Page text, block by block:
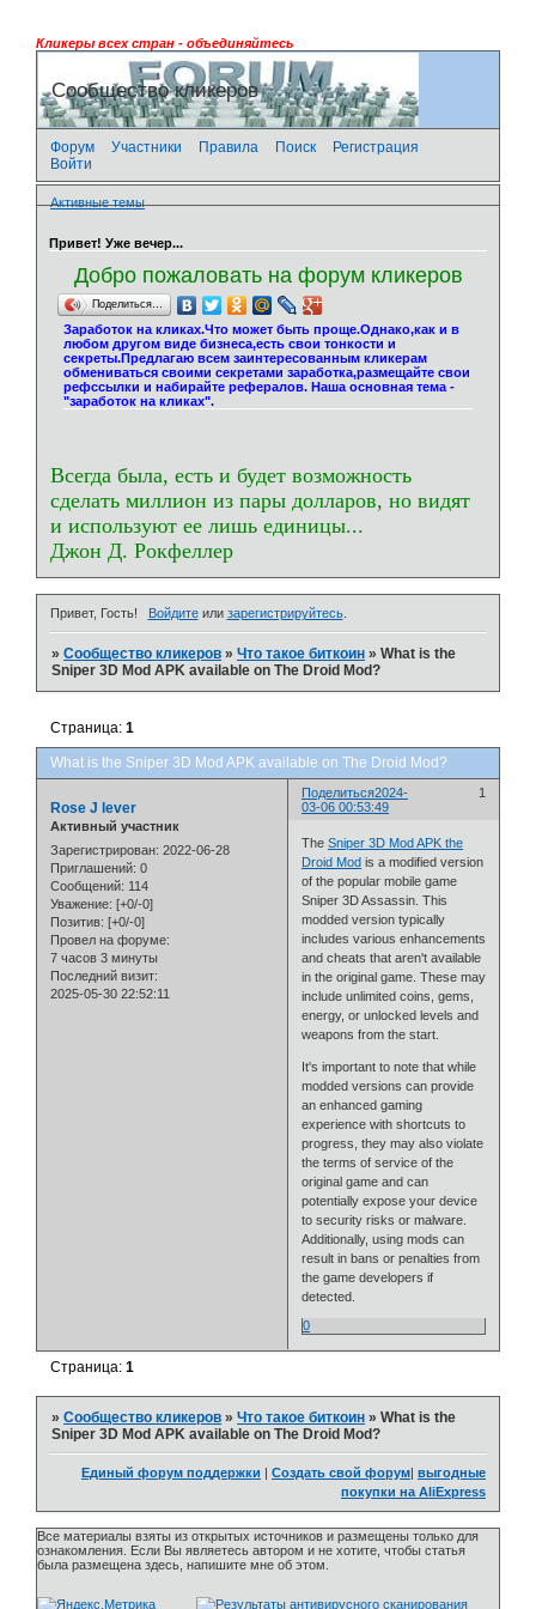
Кликеры всех стран - объединяйтесь
Сообщество кликеров
Форум Участники Правила Поиск
Регистрация
Войти
Активные темы
Привет! Уже вечер...
Добро пожаловать на форум кликеров
Поделиться…
Заработок на кликах.Что может быть проще.Однако,как и в
любом другом виде бизнеса,есть свои тонкости и
секреты.Предлагаю всем заинтересованным кликерам
обмениваться своими секретами заработка,размещайте свои
рефссылки и набирайте рефералов. Наша основная тема -
"заработок на кликах".
Всегда была, есть и будет возможность
сделать миллион из пары долларов, но видят
и используют ее лишь единицы...
Джон Д. Рокфеллер
Привет, Гость! Войдитеили зарегистрируйтесь.
»Сообщество кликеров »Что такое биткоин »What is the
Sniper 3D Mod APK available on The Droid Mod?
What is the Sniper 3D Mod APK available on The Droid Mod?
Страница:1
Поделиться 1
2024-
03-06 00:53:49
Rose J lever
Активный участник
Зарегистрирован: 2022-06-28
Приглашений: 0
Сообщений: 114
Уважение: [+0/-0]
Позитив: [+0/-0]
Провел на форуме:
7 часов 3 минуты
Последний визит:
2025-05-30 22:52:11
TheSniper 3D Mod APK the
Droid Mod is a modified version
of the popular mobile game
Sniper 3D Assassin. This
modded version typically
includes various enhancements
and cheats that aren't available
in the original game. These may
include unlimited coins, gems,
energy, or unlocked levels and
weapons from the start.
It's important to note that while
modded versions can provide
an enhanced gaming
experience with shortcuts to
progress, they may also violate
the terms of service of the
original game and can
potentially expose your device
to security risks or malware.
Additionally, using mods can
result in bans or penalties from
the game developers if
detected.
0
Страница:1
»Сообщество кликеров »Что такое биткоин »What is the
Sniper 3D Mod APK available on The Droid Mod?
Единый форум поддержки | Создать свой форум| выгодные
покупки на AliExpress
Все материалы взяты из открытых источников и размещены только для
ознакомления. Если Вы являетесь автором и не хотите, чтобы статья
была размещена здесь, напишите мне об этом.